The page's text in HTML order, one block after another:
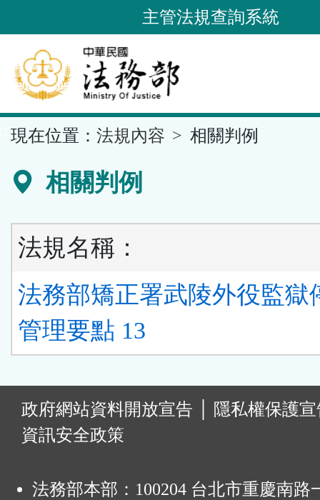
到
要
內
容
區
主管法規查詢系統
現在位置： 法規內容 相關判例
相關判例
法規名稱：
法務部矯正署武陵外役監獄
管理要點 13
政府網站資料開放宣告
隱私權保護
資訊安全政策
法務部本部：100204 台北市重慶南路